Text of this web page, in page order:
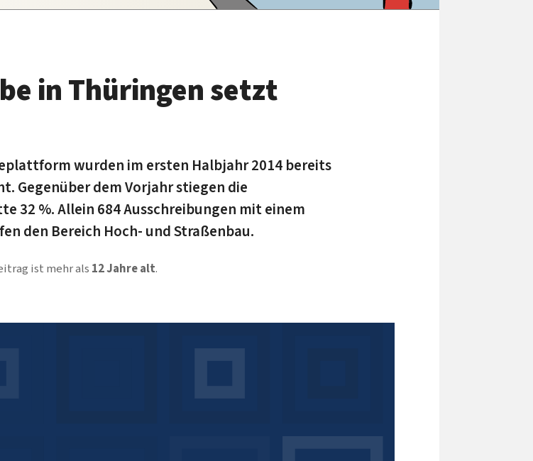
in Thüringen setzt
wurden im ersten Halbjahr 2014 bereits
Gegenüber dem Vorjahr stiegen die
32 %. Allein 684 Ausschreibungen mit einem
den Bereich Hoch- und Straßenbau.
ist mehr als 12 Jahre alt.